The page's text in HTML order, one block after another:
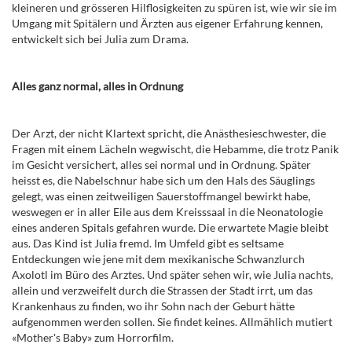
kleineren und grösseren Hilflosigkeiten zu spüren ist, wie wir sie im
Umgang mit Spitälern und Ärzten aus eigener Erfahrung kennen,
entwickelt sich bei Julia zum Drama.
Alles ganz normal, alles in Ordnung
Der Arzt, der nicht Klartext spricht, die Anästhesieschwester, die
Fragen mit einem Lächeln wegwischt, die Hebamme, die trotz Panik
im Gesicht versichert, alles sei normal und in Ordnung. Später
heisst es, die Nabelschnur habe sich um den Hals des Säuglings
gelegt, was einen zeitweiligen Sauerstoffmangel bewirkt habe,
weswegen er in aller Eile aus dem Kreisssaal in die Neonatologie
eines anderen Spitals gefahren wurde. Die erwartete Magie bleibt
aus. Das Kind ist Julia fremd. Im Umfeld gibt es seltsame
Entdeckungen wie jene mit dem mexikanische Schwanzlurch
Axolotl im Büro des Arztes. Und später sehen wir, wie Julia nachts,
allein und verzweifelt durch die Strassen der Stadt irrt, um das
Krankenhaus zu finden, wo ihr Sohn nach der Geburt hätte
aufgenommen werden sollen. Sie findet keines. Allmählich mutiert
«Mother's Baby» zum Horrorfilm.